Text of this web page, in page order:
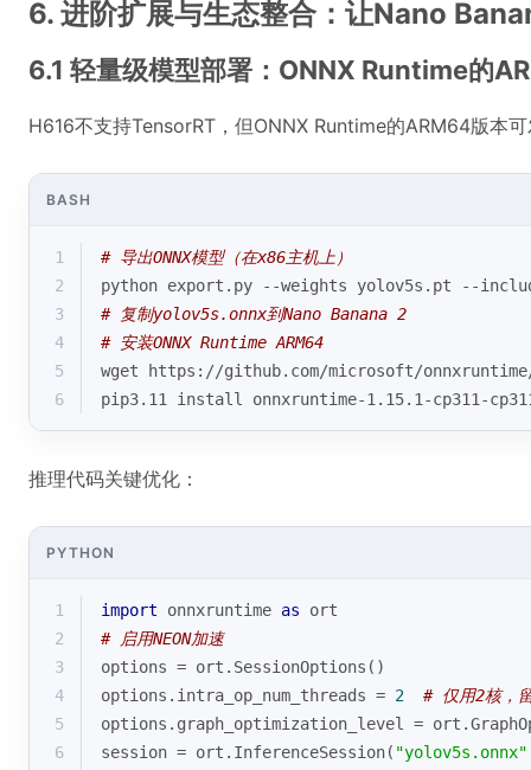
6. 进阶扩展与生态整合：让Nano
6.1 轻量级模型部署：ONNX Runtime的
H616不支持TensorRT，但ONNX Runtime的ARM64版本
BASH
1
# 导出ONNX模型（在x86主机上）
2
python export.py --weights yolov5s.pt --
3
# 复制yolov5s.onnx到Nano Banana 2
4
# 安装ONNX Runtime ARM64
5
wget https://github.com/microsoft/
6
pip3.11 install onnxruntime-1.15.1-cp311-
推理代码关键优化：
PYTHON
1 import onnxruntime as ort
2
# 启用NEON加速
3
options = ort.SessionOptions()
4
options.intra_op_num_threads = 2
# 仅用2核，
5
options.graph_optimization_level =
6
session = ort.InferenceSession( "yolov5s.onnx"